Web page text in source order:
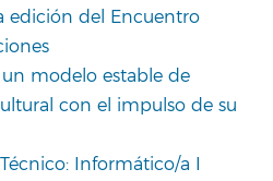
edición del Encuentro
modelo estable de
con el impulso de su
Informático/a I